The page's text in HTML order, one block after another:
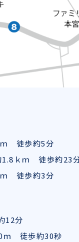
徒歩約5分
ｋｍ 徒歩約23
徒歩約3分
12分
ｍ 徒歩約30秒